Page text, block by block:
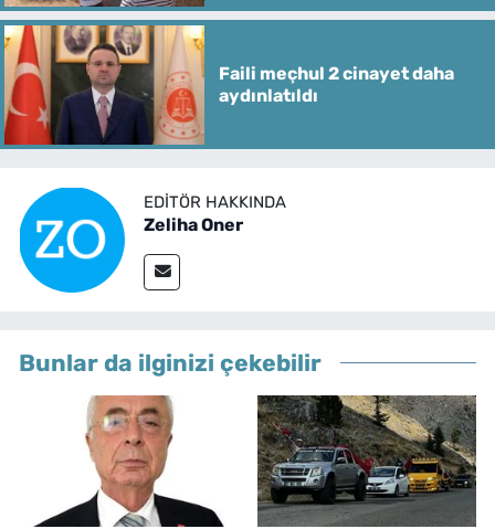
Faili meçhul 2 cinayet daha
aydınlatıldı
EDITÖR HAKKINDA
Zeliha Oner
Bunlar da ilginizi çekebilir